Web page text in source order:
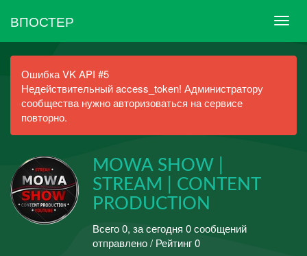
ВПОСТЕР
Ошибка VK API #5
Недействительный access_token! Администратору
сообщества нужно авторизоваться на сервисе
повторно.
MOWA SHOW |
STREAM | CONTENT
PRODUCTION
Всего 0, за сегодня 0 сообщений
отправлено / Рейтинг 0